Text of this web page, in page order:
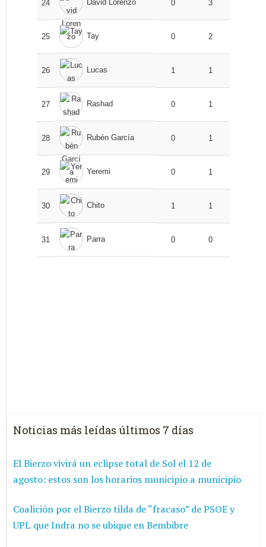
24 David Lorenzo 0 3
25 Tay 0 2
26 Lucas 1 1
27 Rashad 0 1
28 Rubén García 0 1
29 Yeremi 0 1
30 Chito 1 1
31 Parra 0 0
Noticias más leídas últimos 7 días
El Bierzo vivirá un eclipse total de Sol el 12 de
agosto: estos son los horarios municipio a municipio
Coalición por el Bierzo tilda de “fracaso” de PSOE y
UPL que Indra no se ubique en Bembibre